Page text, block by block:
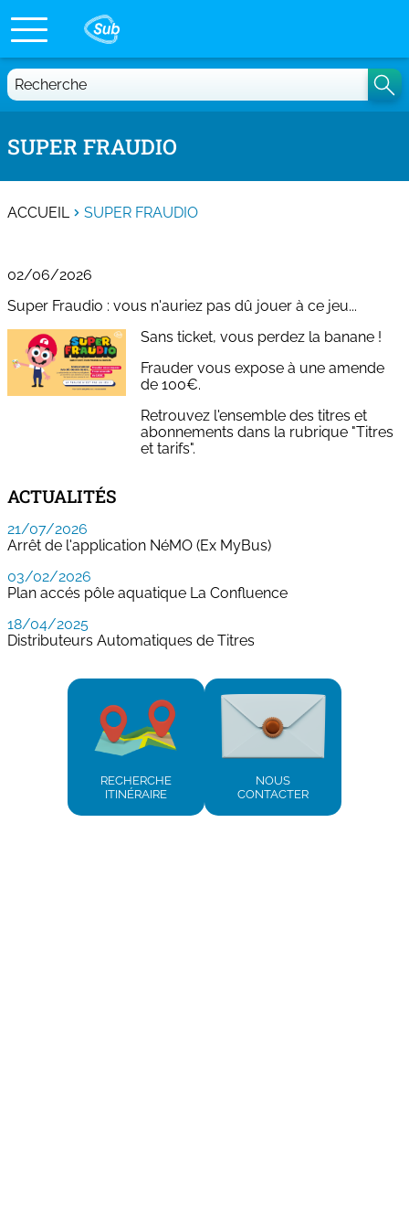
Recherche
SUPER FRAUDIO
ACCUEIL SUPER FRAUDIO
02/06/2026
Super Fraudio : vous n'auriez pas dû jouer à ce jeu...
Sans ticket, vous perdez la banane !
Frauder vous expose à une amende
de 100€.
Retrouvez l'ensemble des titres et
abonnements dans la rubrique "Titres
et tarifs".
ACTUALITÉS
21/07/2026
Arrêt de l'application NéMO (Ex MyBus)
03/02/2026
Plan accés pôle aquatique La Confluence
18/04/2025
Distributeurs Automatiques de Titres
RECHERCHE
ITINÉRAIRE
NOUS
CONTACTER